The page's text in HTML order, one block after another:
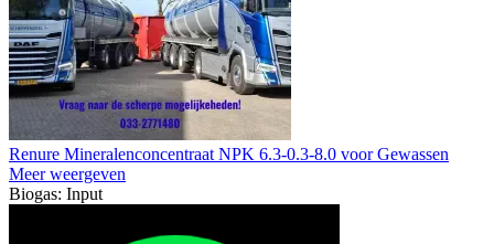
Renure Mineralenconcentraat NPK 6.3-0.3-8.0 voor Gewassen
Meer weergeven
Biogas: Input